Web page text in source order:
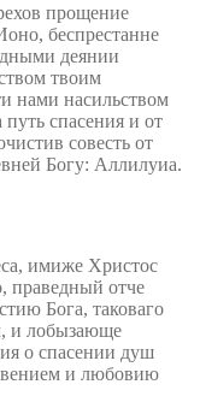
прощение
беспрестанне
деянии
твоим
нами насильством
путь спасения и от
совесть от
Богу: Аллилуиа.
имиже Христос
праведный отче
Бога, таковаго
и лобызающе
о спасении душ
и любовию